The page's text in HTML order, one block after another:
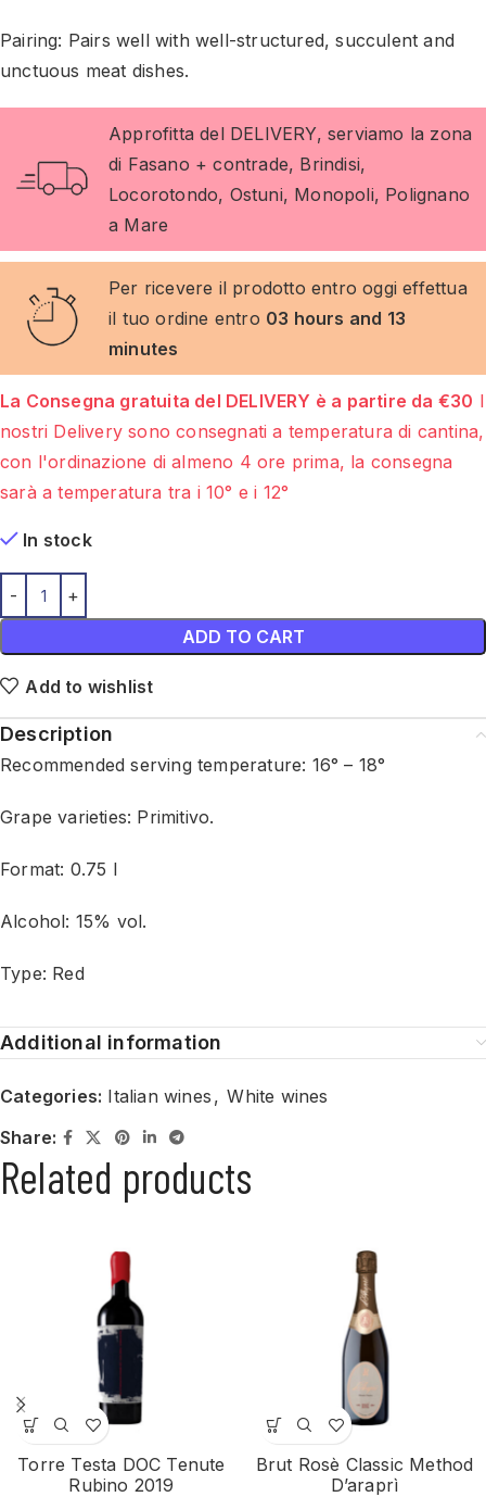
Pairing: Pairs well with well-structured, succulent and
unctuous meat dishes.
Approfitta del DELIVERY, serviamo la zona
di Fasano + contrade, Brindisi,
Locorotondo, Ostuni, Monopoli, Polignano
a Mare
Per ricevere il prodotto entro oggi effettua
il tuo ordine entro 03 hours and 13
minutes
La Consegna gratuita del DELIVERY è a partire da €30 I
nostri Delivery sono consegnati a temperatura di cantina,
con l'ordinazione di almeno 4 ore prima, la consegna
sarà a temperatura tra i 10° e i 12°
In stock
ADD TO CART
Add to wishlist
Description
Recommended serving temperature: 16° – 18°
Grape varieties: Primitivo.
Format: 0.75 l
Alcohol: 15% vol.
Type: Red
Additional information
Categories: Italian wines , White wines
Share:
Related products
Torre Testa DOC Tenute
Rubino 2019
Brut Rosè Classic Method
D’araprì